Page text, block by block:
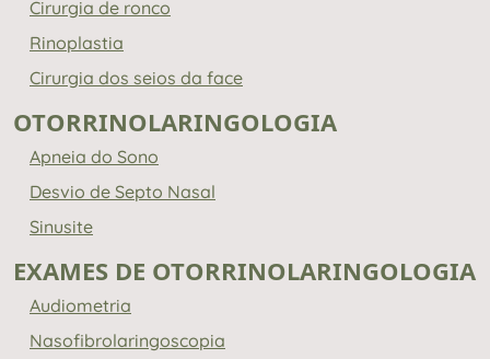
Cirurgia de ronco
Rinoplastia
Cirurgia dos seios da face
OTORRINOLARINGOLOGIA
Apneia do Sono
Desvio de Septo Nasal
Sinusite
EXAMES DE OTORRINOLARINGOLOGIA
Audiometria
Nasofibrolaringoscopia